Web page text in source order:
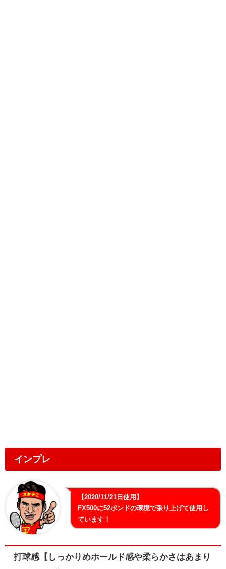
インプレ
【2020/11/21日使用】
FX500に52ポンドの環境で張り上げて使用し
ています！
打球感【しっかりめホールド感や柔らかさはあまり